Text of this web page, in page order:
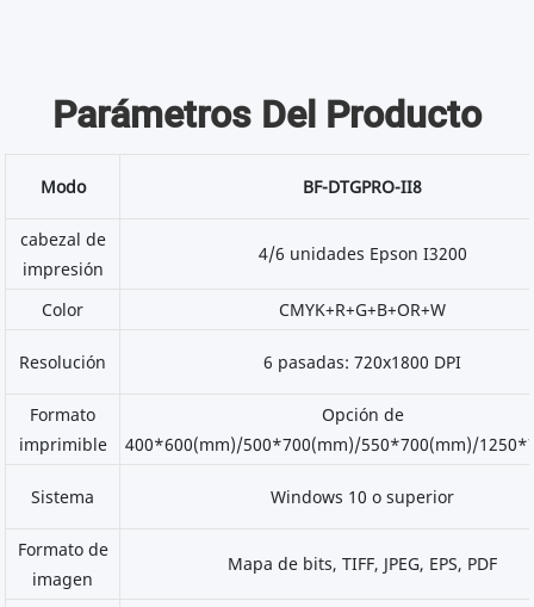
Parámetros Del Producto
Modo BF-DTGPRO-II8
cabezal de
impresión
4/6 unidades Epson I3200
Color CMYK+R+G+B+OR+W
Resolución 6 pasadas: 720x1800 DPI
Formato
imprimible
Opción de
400*600(mm)/500*700(mm)/550*700(mm)/
Sistema Windows 10 o superior
Formato de
imagen
Mapa de bits, TIFF, JPEG, EPS, PDF